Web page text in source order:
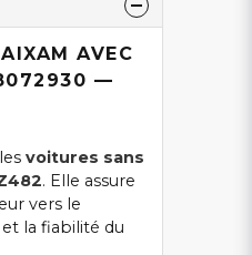
AVEC
—
voitures sans
. Elle assure
vers le
la fiabilité du